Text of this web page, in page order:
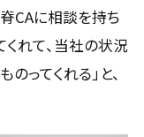
CAに相談を持ち
くれて、当社の状況
ってくれる」と、